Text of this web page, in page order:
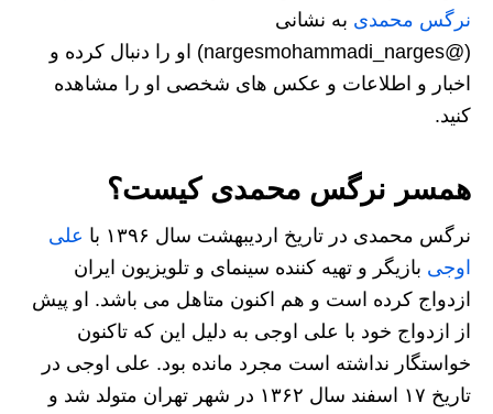
نرگس محمدی به نشانی
(@nargesmohammadi_narges) او را دنبال کرده و
اخبار و اطلاعات و عکس های شخصی او را مشاهده
کنید.
همسر نرگس محمدی کیست؟
نرگس محمدی در تاریخ اردیبهشت سال ۱۳۹۶ با
علی
اوجی بازیگر و تهیه کننده سینمای و تلویزیون ایران
ازدواج کرده است و هم اکنون متاهل می باشد. او پیش
از ازدواج خود با علی اوجی به دلیل این که تاکنون
خواستگار نداشته است مجرد مانده بود. علی اوجی در
تاریخ ۱۷ اسفند سال ۱۳۶۲ در شهر تهران متولد شد و